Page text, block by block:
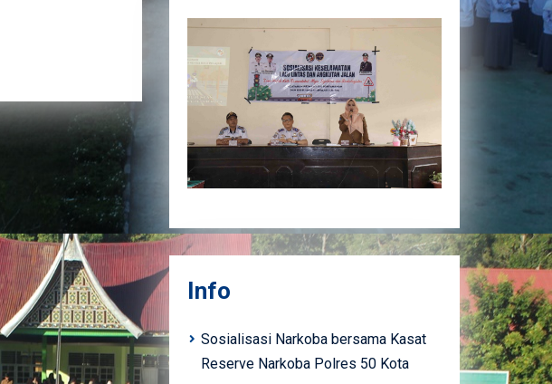
Info
Sosialisasi Narkoba bersama Kasat
Reserve Narkoba Polres 50 Kota